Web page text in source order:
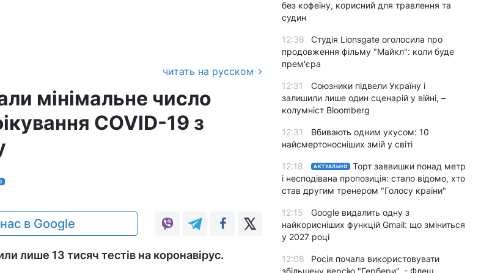
читать на русском
мінімальне число
COVID-19 з
в Google
лише 13 тисяч тестів на коронавірус.
без кофеїну, корисний для травлення та
судин
12:36
Студія Lionsgate оголосила про
продовження фільму "Майкл": коли буде
прем'єра
12:31
Союзники підвели Україну і
залишили лише один сценарій у війні, –
колумніст Bloomberg
12:31
Вбивають одним укусом: 10
найсмертоносніших змій у світі
12:18 АКТУАЛЬНО
Торт заввишки понад метр
і несподівана пропозиція: стало відомо, хто
став другим тренером "Голосу країни"
12:15
Google видалить одну з
найкорисніших функцій Gmail: що зміниться
у 2027 році
12:08
Росія почала використовувати
збільшену версію "Гербери", - Флеш